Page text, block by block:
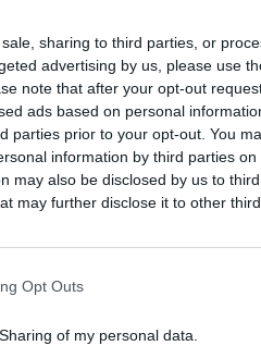
sharing to third parties, or
advertising by us, please use
note that after your opt-out
ads based on personal
parties prior to your opt-out. You
information by third parties on
may also be disclosed by us to
may further disclose it to other
Opt Outs
of my personal data.
Γεώργιος
newsletter